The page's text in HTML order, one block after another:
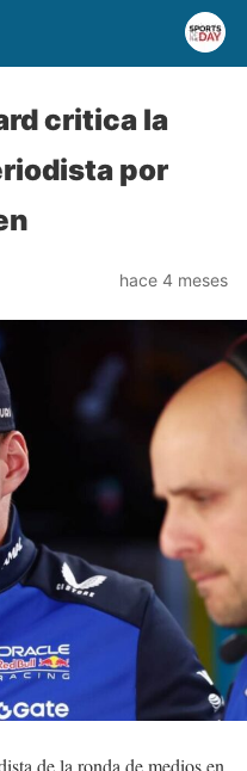
critica la
por
hace 4 meses
de la ronda de medios en